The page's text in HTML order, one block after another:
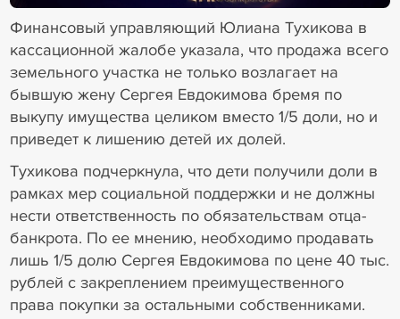
Финансовый управляющий Юлиана Тухикова в
кассационной жалобе указала, что продажа всего
земельного участка не только возлагает на
бывшую жену Сергея Евдокимова бремя по
выкупу имущества целиком вместо 1/5 доли, но и
приведет к лишению детей их долей.
Тухикова подчеркнула, что дети получили доли в
рамках мер социальной поддержки и не должны
нести ответственность по обязательствам отца-
банкрота. По ее мнению, необходимо продавать
лишь 1/5 долю Сергея Евдокимова по цене 40 тыс.
рублей с закреплением преимущественного
права покупки за остальными собственниками.